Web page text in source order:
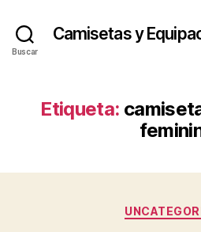
Buscar
Camisetas y
Etiqueta: